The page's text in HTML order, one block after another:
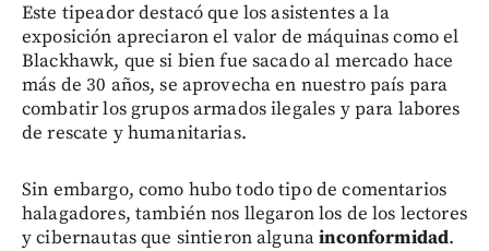
Este tipeador destacó que los asistentes a la
exposición apreciaron el valor de máquinas como el
Blackhawk, que si bien fue sacado al mercado hace
más de 30 años, se aprovecha en nuestro país para
combatir los grupos armados ilegales y para labores
de rescate y humanitarias.
Sin embargo, como hubo todo tipo de comentarios
halagadores, también nos llegaron los de los lectores
y cibernautas que sintieron algunainconformidad.